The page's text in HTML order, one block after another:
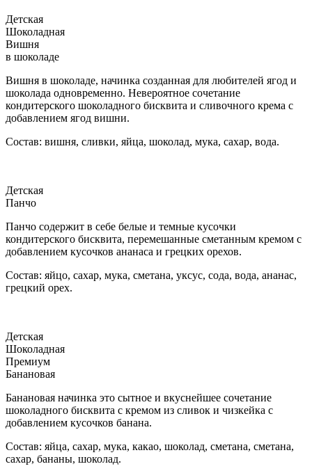
Детская
Шоколадная
Вишня
в шоколаде
Вишня в шоколаде, начинка созданная для любителей ягод и
шоколада одновременно. Невероятное сочетание
кондитерского шоколадного бисквита и сливочного крема с
добавлением ягод вишни.
Состав: вишня, сливки, яйца, шоколад, мука, сахар, вода.
Детская
Панчо
Панчо содержит в себе белые и темные кусочки
кондитерского бисквита, перемешанные сметанным кремом с
добавлением кусочков ананаса и грецких орехов.
Состав: яйцо, сахар, мука, сметана, уксус, сода, вода, ананас,
грецкий орех.
Детская
Шоколадная
Премиум
Банановая
Банановая начинка это сытное и вкуснейшее сочетание
шоколадного бисквита с кремом из сливок и чизкейка с
добавлением кусочков банана.
Состав: яйца, сахар, мука, какао, шоколад, сметана, сметана,
сахар, бананы, шоколад.